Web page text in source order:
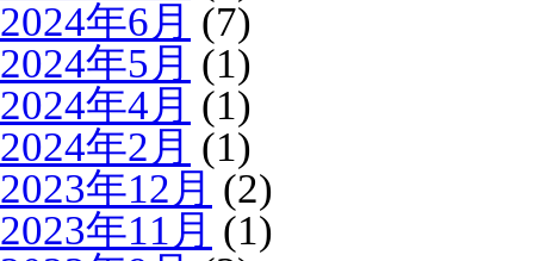
2024年6月 (7)
2024年5月 (1)
2024年4月 (1)
2024年2月 (1)
2023年12月 (2)
2023年11月 (1)